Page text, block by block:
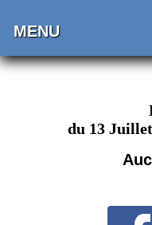
MENU
du 13